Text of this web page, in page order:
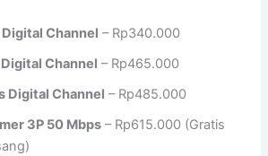
Channel – Rp340.000
Channel – Rp465.000
Digital Channel – Rp485.000
3P 50 Mbps – Rp615.000 (Gratis